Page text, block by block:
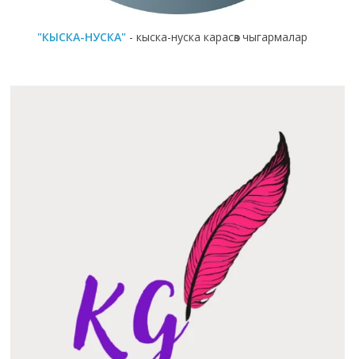
"КЫСКА-НУСКА" - кыска-нуска карасөз чыгармалар